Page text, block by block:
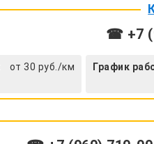
☎ +7
от 30 руб./км График